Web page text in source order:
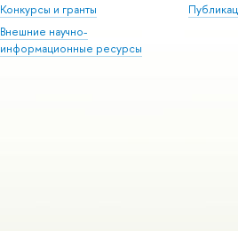
Конкурсы и гранты
Внешние научно-
информационные ресурсы